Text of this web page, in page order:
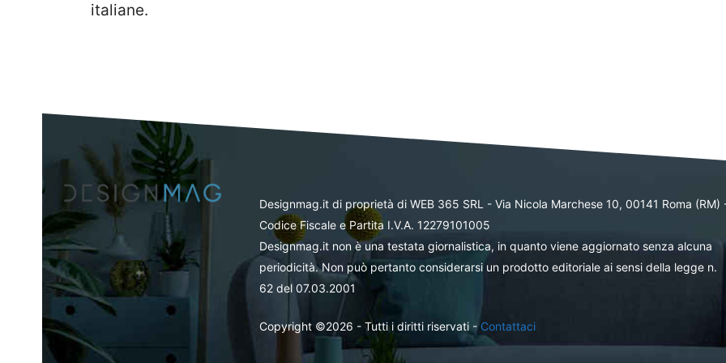
italiane.
Designmag.it di proprietà di WEB 365 SRL - Via Nicola Marchese 10, 00141 Roma (RM)
Codice Fiscale e Partita I.V.A. 12279101005
Designmag.it non è una testata giornalistica, in quanto viene aggiornato senza alcuna
periodicità. Non può pertanto considerarsi un prodotto editoriale ai sensi della legge n.
62 del 07.03.2001
Copyright ©2026 - Tutti i diritti riservati -Contattaci